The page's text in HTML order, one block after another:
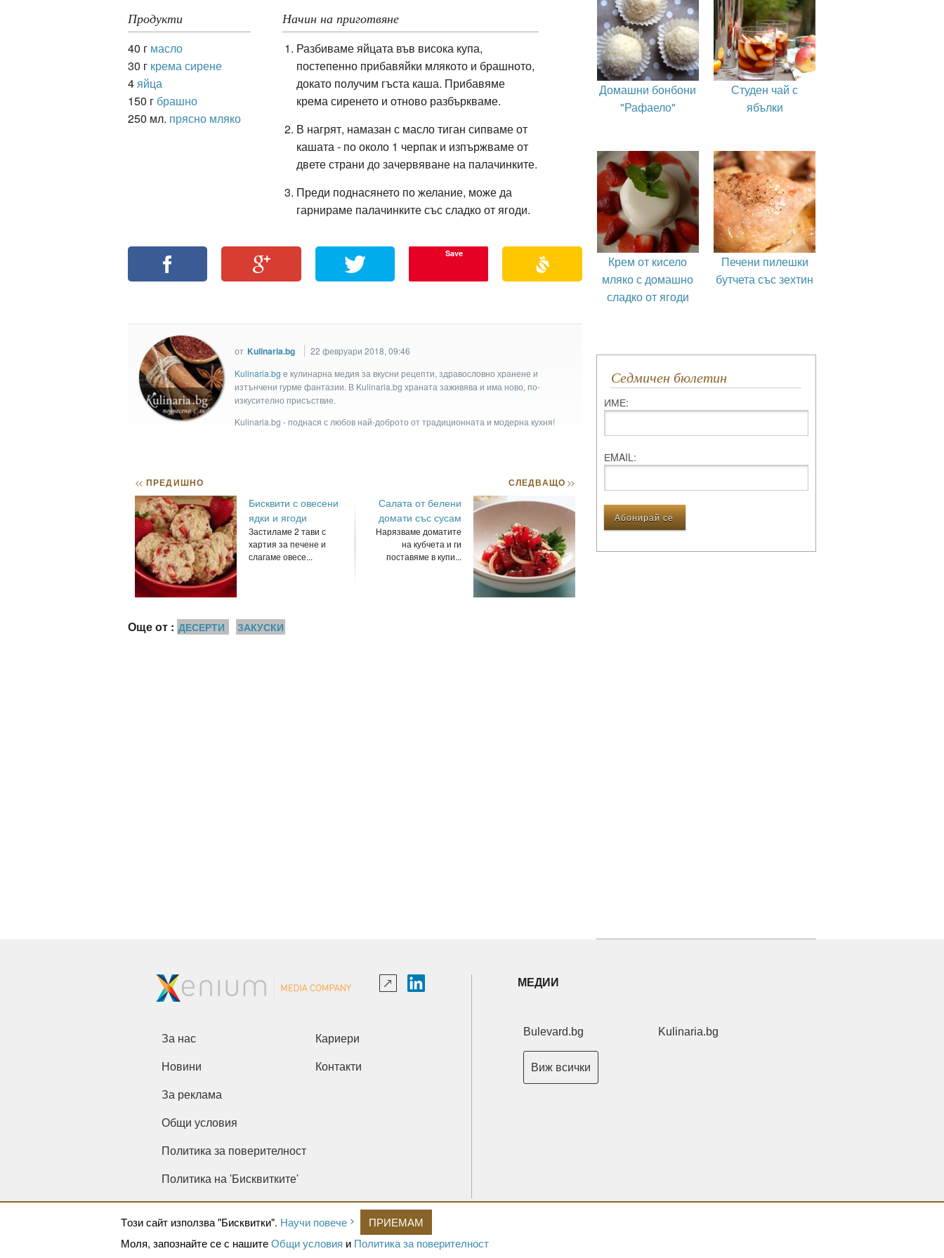
Продукти
40 г масло
30 г крема сирене
4яйца
150 г брашно
250 мл. прясно мляко
Начин на приготвяне
Разбиваме яйцата във висока купа,
постепенно прибавяйки млякото и брашното,
докато получим гъста каша. Прибавяме
крема сиренето и отново разбъркваме.
В нагрят, намазан с масло тиган сипваме от
кашата - по около 1 черпак и изпържваме от
двете страни до зачервяване на палачинките.
Преди поднасянето по желание, може да
гарнираме палачинките със сладко от ягоди.
Save
от Kulinaria.bg
22 февруари 2018, 09:46
Kulinaria.bg e кулинарна медия за вкусни рецепти, здравословно хранене и
изтънчени гурме фантазии. В Kulinaria.bg храната заживява и има ново, по-
изкусително присъствие.
Kulinaria.bg - поднася с любов най-доброто от традиционната и модерна кухня!
<< ПРЕДИШНО
Бисквити с овесени
ядки и ягоди
Застиламе 2 тави с
хартия за печене и
слагаме овесе...
СЛЕДВАЩО>>
Салата от белени
домати със сусам
Нарязваме доматите
на кубчета и ги
поставяме в купи...
Още от : ДЕСЕРТИ ЗАКУСКИ
Домашни бонбони
"Рафаело"
Студен чай с
ябълки
Крем от кисело
мляко с домашно
сладко от ягоди
Печени пилешки
бутчета със зехтин
Седмичен бюлетин
ИМЕ:
ЕMAIL:
Tози сайт използва "Бисквитки". Научи повече
ПРИЕМАМ
Моля, запознайте се с нашитеОбщи условия и Политика за поверителност
За нас Кариери
Новини Контакти
За реклама
Общи условия
Политика за поверителност
Политика на 'Бисквитките'
МЕДИИ
Bulevard.bg Kulinaria.bg
Виж всички
Copyright © 2026 Ксениум ООД. Всички права запазени.